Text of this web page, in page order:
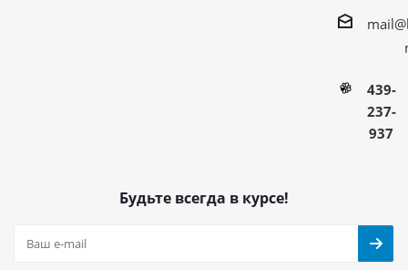
439-
237-
937
Будьте всегда в курсе!